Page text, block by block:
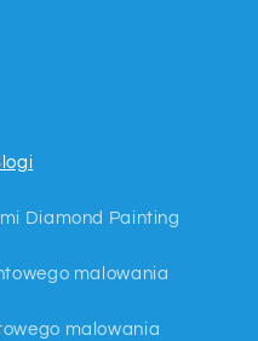
Diamond Painting
malowania
malowania